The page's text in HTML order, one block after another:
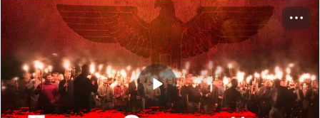
1994 году МВД ФРГ набралось смелости и объявило
эту структуру вне закона.
Гудрун была ключевой фигурой в организации «Die
Stille Hilfe für Kriegsgefangene und Internierte» (Тихая
помощь военнопленным и интернированным). Эта
группировка укрывала эсэсовцев находившихся в